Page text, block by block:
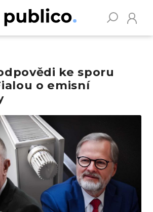
ke sporu
o emisní
na Publiku